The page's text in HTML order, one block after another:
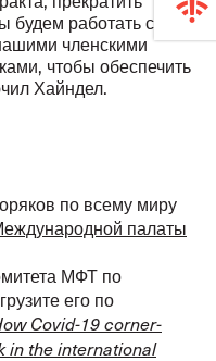
будем работать с
членскими
чтобы обеспечить
Хайндел.
по всему миру
палаты
МФТ по
его по
Covid-19 corner-
in the international